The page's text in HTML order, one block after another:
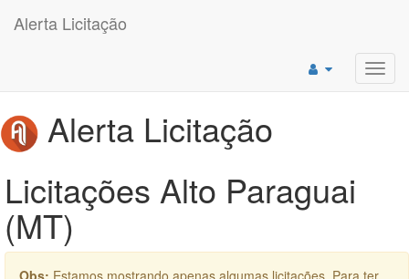
Alerta Licitação
Alerta Licitação
Licitações Alto Paraguai
(MT)
Obs: Estamos mostrando apenas algumas licitações. Para ter